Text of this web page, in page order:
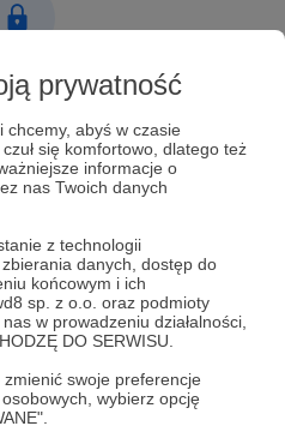
prywatność
chcemy, abyś w czasie
się komfortowo, dlatego też
informacje o
nas Twoich danych
z technologii
danych, dostęp do
końcowym i ich
sp. z o.o. oraz podmioty
w prowadzeniu działalności,
DO SERWISU.
swoje preferencje
wybierz opcję
dla Patronów
musisz być zalogowany
się